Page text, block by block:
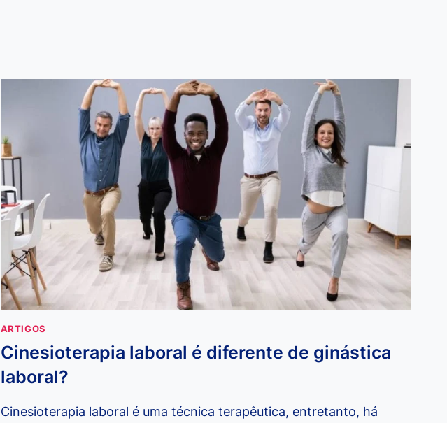
ARTIGOS
Cinesioterapia laboral é diferente de ginástica
laboral?
Cinesioterapia laboral é uma técnica terapêutica, entretanto, há